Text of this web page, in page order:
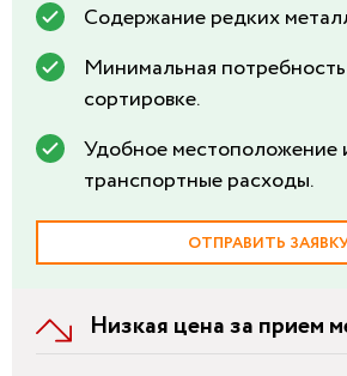
Содержание редких
Минимальная
сортировке.
Удобное местоположение
транспортные расходы.
ОТПРАВИТЬ
Низкая цена за прием